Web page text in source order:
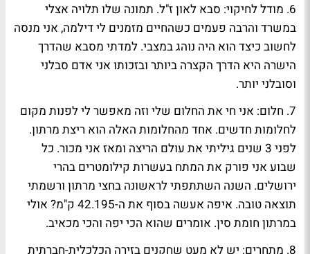
6. מודל לחיקוי:
סבא לאון ז"ל. תמונה שלו תלויה אצלי
במשרד והרבה פעמים כשהחיים מזמנים לי דילמה, אני מנסה
לחשוב כיצד הוא היה נוהג במצבי. למדתי מסבא שהדרך
הישרה היא הדרך הקצרה ביותר ובזכותו אני אדם סבלני
וסובלני יותר.
7. חלום:
אני חי את החלום שלי וזה מאפשר לי לפנות מקום
לחלומות חדשים. אחד מהחלומות האלה הוא ריצת מרתון.
לפני 3 שנים גיליתי את עולם הריצה ומאז אני מכור. כל
שבוע אני פורק את המתח בעשרות קילומטרים בהרי
ירושלים. השנה השתתפתי לראשונה בחצי מרתון ורשמתי
תוצאה טובה. איפה אעשה בסוף את ה-42.195 ק"מ? אולי
במרתון חומת סין. אומרים שהוא הכי יפה והכי מכאיב.
8. מתחרים:
יש לא מעט שחקנים בזירה הכלכלית-חברתית